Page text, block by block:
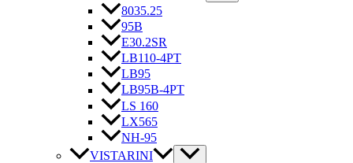
8035.25
95B
E30.2SR
LB110-4PT
LB95
LB95B-4PT
LS 160
LX565
NH-95
VISTARINI